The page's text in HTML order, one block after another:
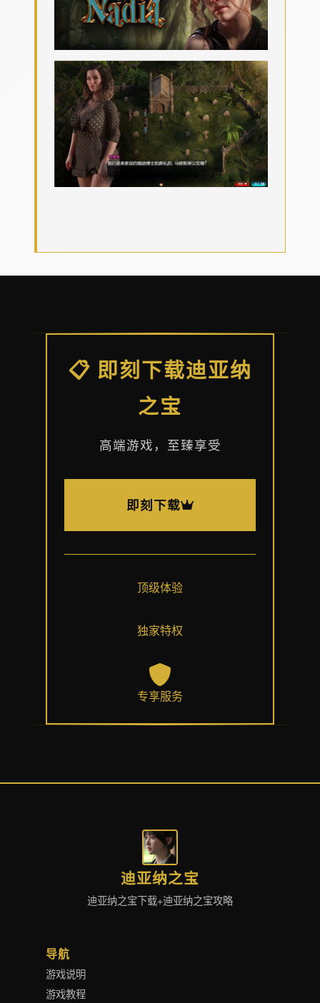
📋 即刻下载迪亚纳
之宝
高端游戏，至臻享受
即刻下载
顶级体验
独家特权
专享服务
迪亚纳之宝
迪亚纳之宝下载+迪亚纳之宝攻略
导航
游戏说明
游戏教程